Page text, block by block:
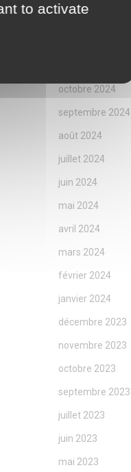
octobre 2024
septembre 2024
août 2024
juillet 2024
juin 2024
mai 2024
avril 2024
mars 2024
février 2024
janvier 2024
décembre 2023
novembre 2023
octobre 2023
septembre 2023
juillet 2023
juin 2023
mai 2023
to activate